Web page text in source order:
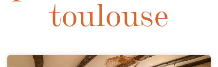
toulouse